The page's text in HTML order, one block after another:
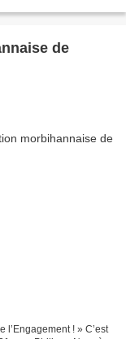
de
l’Engagement ! » C’est